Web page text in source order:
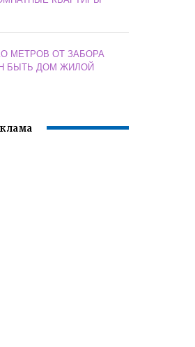
МЕТРОВ ОТ ЗАБОРА
БЫТЬ ДОМ ЖИЛОЙ